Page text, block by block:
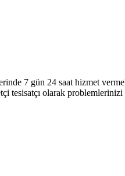
7 gün 24 saat hizmet
tesisatçı olarak